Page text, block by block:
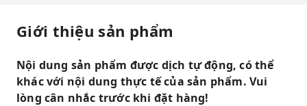
Giới thiệu sản phẩm
Nội dung sản phẩm được dịch tự động, có thể
khác với nội dung thực tế của sản phẩm. Vui
lòng cân nhắc trước khi đặt hàng!